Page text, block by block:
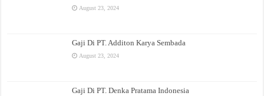
August 23, 2024
Gaji Di PT. Additon Karya Sembada
August 23, 2024
Gaji Di PT. Denka Pratama Indonesia